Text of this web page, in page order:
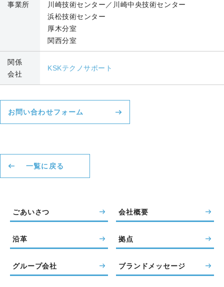
事業所
川崎技術センター／川崎中央技術センター
浜松技術センター
厚木分室
関西分室
関係
会社
KSKテクノサポート
お問い合わせフォーム
一覧に戻る
ごあいさつ 会社概要
沿革 拠点
グループ会社 ブランドメッセージ